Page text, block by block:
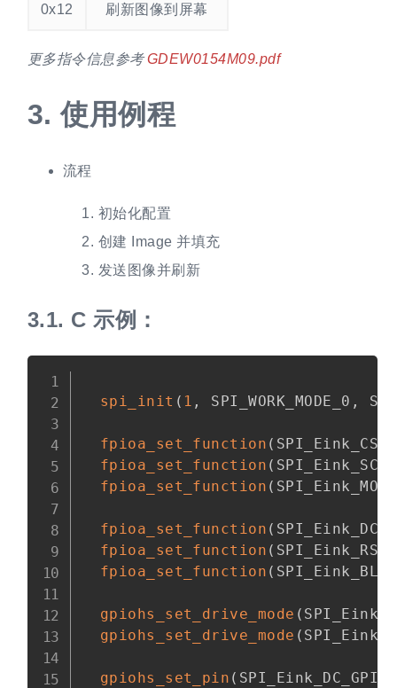
0x12 刷新图像到屏幕
更多指令信息参考GDEW0154M09.pdf
3.使用例程
流程
初始化配置
创建 Image 并填充
发送图像并刷新
3.1. C 示例：
spi_init ( 1 , SPI_WORK_MODE_0 ,
fpioa_set_function (
fpioa_set_function (
fpioa_set_function (
fpioa_set_function (
fpioa_set_function (
fpioa_set_function (
gpiohs_set_drive_mode (
gpiohs_set_drive_mode (
gpiohs_set_pin (